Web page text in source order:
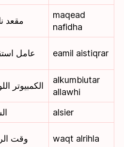
مقعد
maqead
nafidha
عامل eamil aistiqrar
الكمبيوتر
alkumbiutar
allawhi
alsier
وقت waqt alrihla